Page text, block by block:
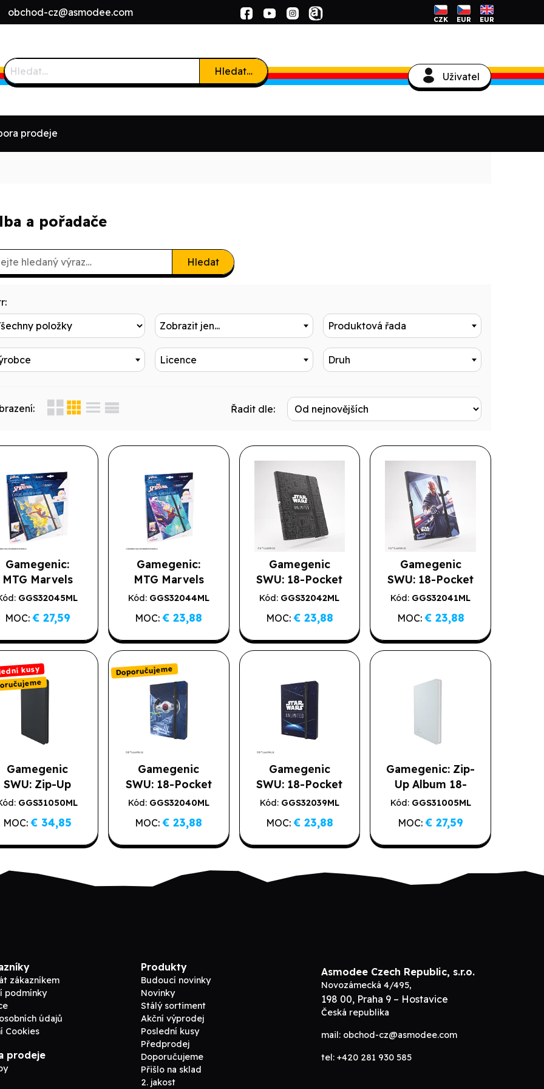
obchod-cz@asmodee.com
CZK EUR EUR
Hledat…
prodeje
Uživatel
a pořadače
Hledat
Zobrazit jen...
Produktová řada
Licence Druh
Řadit dle:
Gamegenic:
MTG Marvels
Man 24-
Spider-
Man/Green
Goblin
GGS32045ML
MOC: € 27,59
Gamegenic:
MTG Marvels
Spider-Man 18-
Spider-
Man/Spider-
Gwen
Kód: GGS32044ML
MOC:€ 23,88
Gamegenic
SWU: 18-Pocket
Album Unlimited
Kód: GGS32042ML
MOC: € 23,88
Gamegenic
SWU: 18-Pocket
Album Qui-Gon
Kód: GGS32041ML
MOC: € 23,88
Gamegenic
SWU: Zip-Up
Album 18-
kusy
Doporučujeme
GGS31050ML
kusy
MOC:€ 34,85
Gamegenic
SWU: 18-Pocket
Album - X-
Fighter
Doporučujeme
Kód: GGS32040ML
Doporučujeme
MOC:€ 23,88
Gamegenic
SWU: 18-Pocket
Album - Card
Kód: GGS32039ML
MOC: € 23,88
Gamegenic: Zip-
Up Album 18-
Pocket White
Kód: GGS31005ML
MOC:€ 27,59
zákazníkem
podmínky
údajů
Cookies
prodeje
Produkty
Budoucí novinky
Novinky
Stálý sortiment
Akční výprodej
Poslední kusy
Předprodej
Doporučujeme
Přišlo na sklad
2. jakost
Asmodee Czech Republic, s.r.o.
Novozámecká 4/495,
198 00, Praha 9 – Hostavice
Česká republika
mail: obchod-cz@asmodee.com
tel: +420 281 930 585